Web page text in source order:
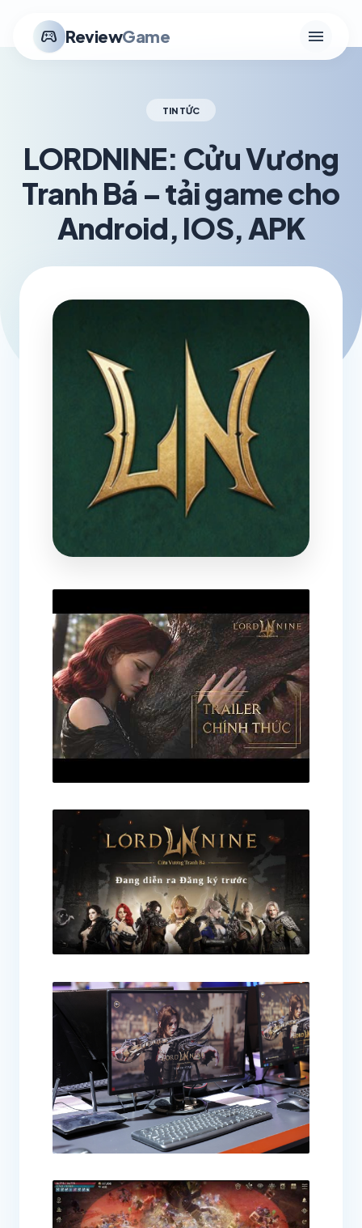
stadia_controller ReviewGame menu
TIN TỨC
LORDNINE: Cửu Vương
Tranh Bá – tải game cho
Android, IOS, APK